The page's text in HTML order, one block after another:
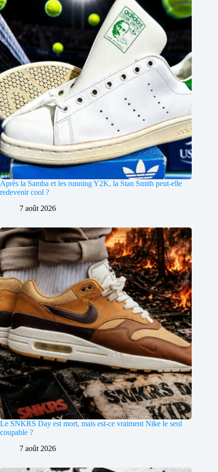
Après la Samba et les running Y2K, la Stan Smith peut-elle
redevenir cool ?
7 août 2026
Le SNKRS Day est mort, mais est-ce vraiment Nike le seul
coupable ?
7 août 2026